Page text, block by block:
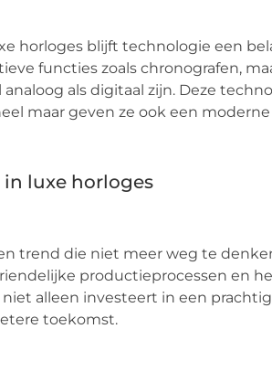
horloges blijft technologie een
functies zoals chronografen,
als digitaal zijn. Deze
maar geven ze ook een
luxe horloges
trend die niet meer weg te
productieprocessen en
alleen investeert in een
toekomst.